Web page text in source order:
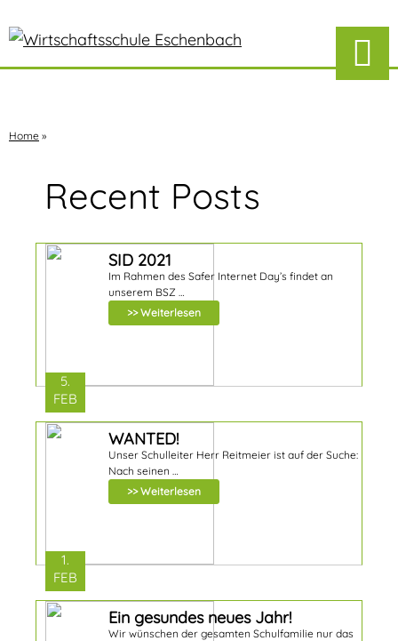
Home »
Recent Posts
5.
FEB
SID 2021
Im Rahmen des Safer Internet Day’s findet an
unserem BSZ …
>> Weiterlesen
1.
FEB
WANTED!
Unser Schulleiter Herr Reitmeier ist auf der Suche:
Nach seinen …
>> Weiterlesen
Ein gesundes neues Jahr!
Wir wünschen der gesamten Schulfamilie nur das